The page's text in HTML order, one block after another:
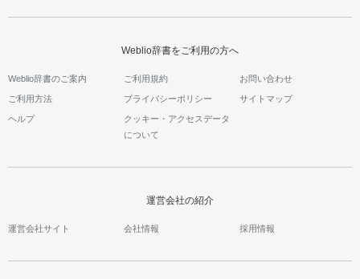
Weblio辞書をご利用の方へ
Weblio辞書のご案内 ご利用規約 お問い合わせ
ご利用方法 プライバシーポリシー サイトマップ
ヘルプ
クッキー・アクセスデータ
について
運営会社の紹介
運営会社サイト 会社情報 採用情報